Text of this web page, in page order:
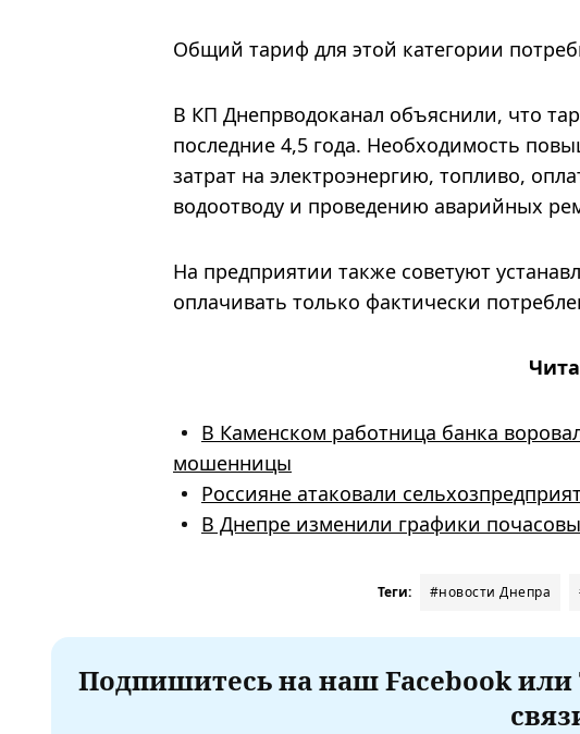
Общий тариф для этой категории
В КП Днепрводоканал объяснили, что
последние 4,5 года. Необходимость
затрат на электроэнергию, топливо,
водоотводу и проведению аварийных
На предприятии также советуют
оплачивать только фактически
В Каменском работница банка
мошенницы
Россияне атаковали
В Днепре изменили графики
Теги: #новости Днепра
Подпишитесь на наш Facebook или